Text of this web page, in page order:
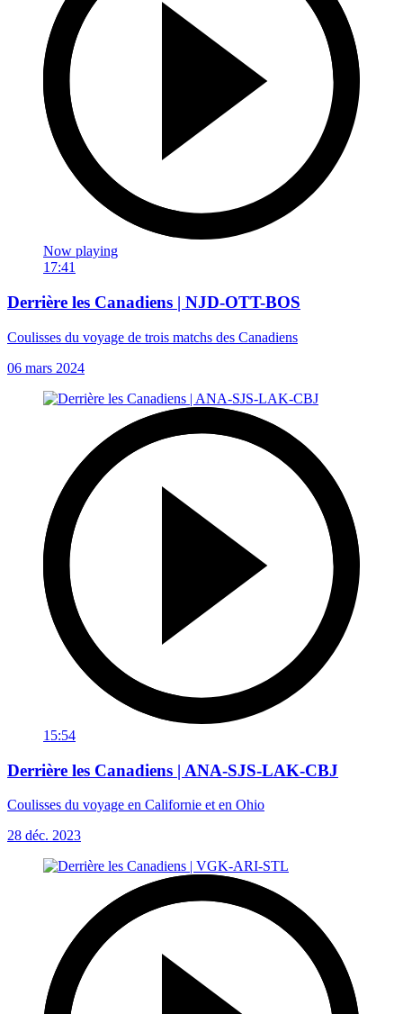
Now playing
17:41
Derrière les Canadiens | NJD-OTT-BOS
Coulisses du voyage de trois matchs des Canadiens
06 mars 2024
15:54
Derrière les Canadiens | ANA-SJS-LAK-CBJ
Coulisses du voyage en Californie et en Ohio
28 déc. 2023